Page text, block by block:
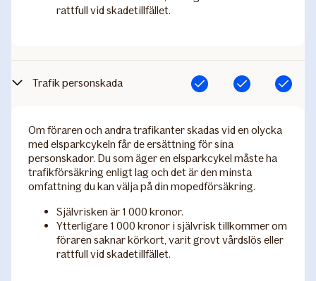
rattfull vid skadetillfället.
Trafik personskada Ingår Ingår Ingår
Om föraren och andra trafikanter skadas vid en olycka
med elsparkcykeln får de ersättning för sina
personskador. Du som äger en elsparkcykel måste ha
trafikförsäkring enligt lag och det är den minsta
omfattning du kan välja på din mopedförsäkring.
Självrisken är 1 000 kronor.
Ytterligare 1 000 kronor i självrisk tillkommer om
föraren saknar körkort, varit grovt vårdslös eller
rattfull vid skadetillfället.